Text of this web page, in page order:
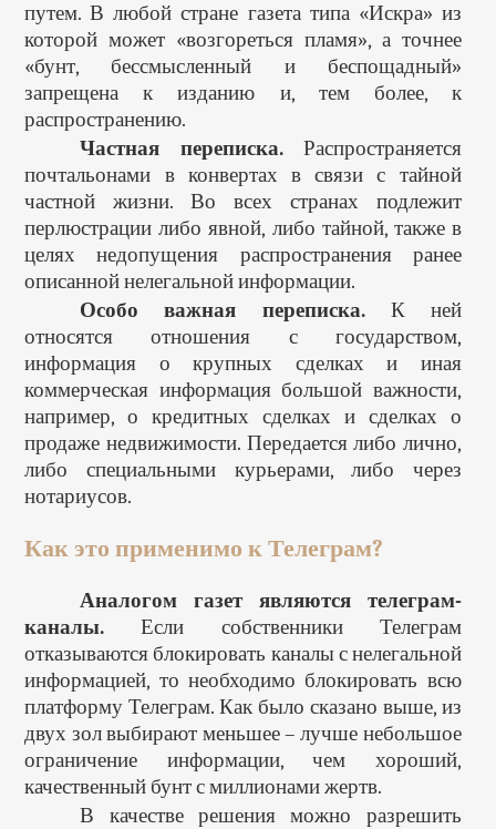
путем. В любой стране газета типа «Искра» из
которой может «возгореться пламя», а точнее
«бунт, бессмысленный и беспощадный»
запрещена к изданию и, тем более, к
распространению.
Частная переписка.Распространяется
почтальонами в конвертах в связи с тайной
частной жизни. Во всех странах подлежит
перлюстрации либо явной, либо тайной, также в
целях недопущения распространения ранее
описанной нелегальной информации.
Особо важная переписка.К ней
относятся отношения с государством,
информация о крупных сделках и иная
коммерческая информация большой важности,
например, о кредитных сделках и сделках о
продаже недвижимости. Передается либо лично,
либо специальными курьерами, либо через
нотариусов.
Как это применимо к Телеграм?
Аналогом газет являются телеграм-
каналы. Если собственники Телеграм
отказываются блокировать каналы с нелегальной
информацией, то необходимо блокировать всю
платформу Телеграм. Как было сказано выше, из
двух зол выбирают меньшее – лучше небольшое
ограничение информации, чем хороший,
качественный бунт с миллионами жертв.
В качестве решения можно разрешить